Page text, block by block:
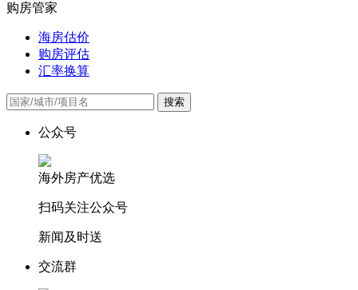
购房管家
海房估价
购房评估
汇率换算
搜索
公众号
海外房产优选
扫码关注公众号
新闻及时送
交流群